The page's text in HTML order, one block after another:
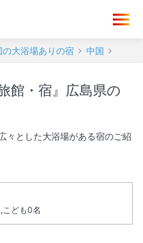
の大浴場ありの宿 中国
館・宿』広島県の
々とした大浴場がある宿のご紹
こども0名